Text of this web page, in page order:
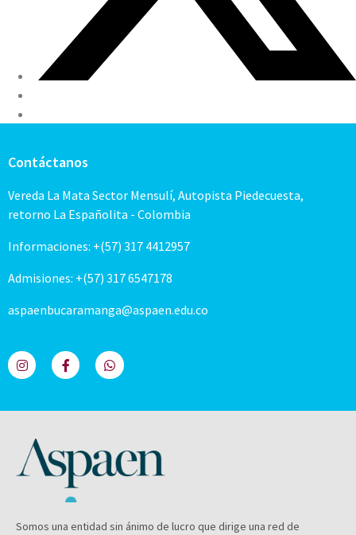
Contáctanos
Vereda La Mata Sector Mensulí, Autopista Piedecuesta,
retorno La Españolita - Colombia
Informaciones: +(57) 317 4412957
Admisiones: +(57) 317 6547178
aspaenbucaramanga@aspaen.edu.co
Somos una entidad sin ánimo de lucro que dirige una red de